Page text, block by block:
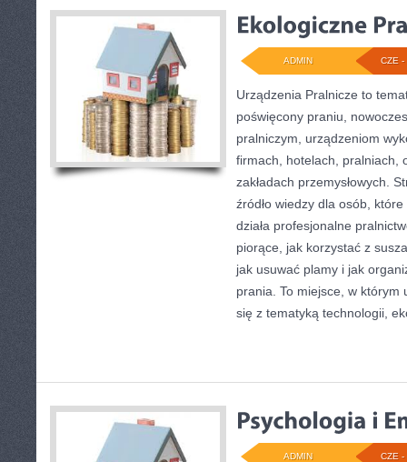
CZE -
ADMIN
Urządzenia Pralnicze to
poświęcony praniu,
pralniczym, urządzeniom
firmach, hotelach, pralniach,
zakładach przemysłowych.
źródło wiedzy dla osób,
działa profesjonalne
piorące, jak korzystać z
jak usuwać plamy i jak
prania. To miejsce, w którym
się z tematyką technologii,
CZE -
ADMIN